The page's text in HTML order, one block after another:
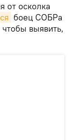
от осколка
боец СОБРа
выявить,